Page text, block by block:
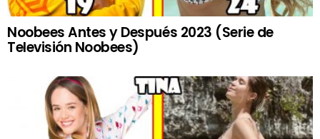
Noobees Antes y Después 2023 (Serie de
Televisión Noobees)